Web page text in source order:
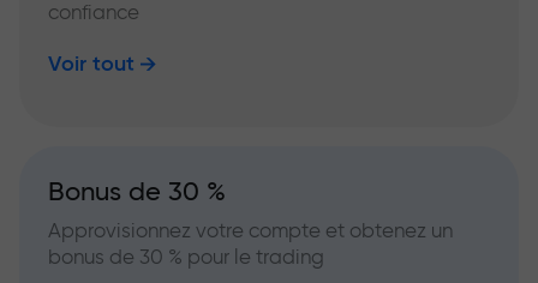
confiance
Voir tout
Bonus de 30 %
Approvisionnez votre compte et obtenez un
bonus de 30 % pour le trading